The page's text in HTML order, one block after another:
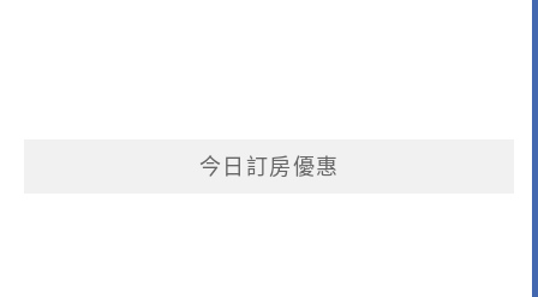
今日訂房優惠